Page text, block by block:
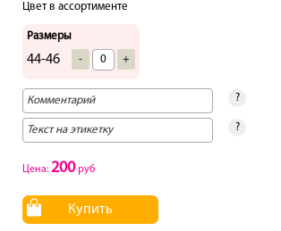
Цвет в ассортименте
Размеры
44-46 - +
?
?
Цена: 200руб
Купить